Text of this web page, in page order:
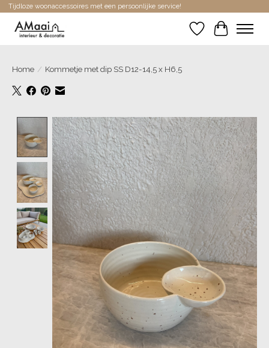
Tijdloze woonaccessoires met een persoonlijke service!
Verlanglijst
Home / Kommetje met dip SS D12-14,5 x H6,5
Product image slideshow Items